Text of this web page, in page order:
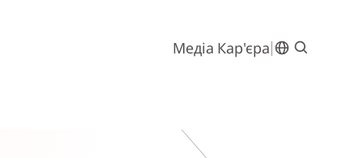
Медіа Кар'єра